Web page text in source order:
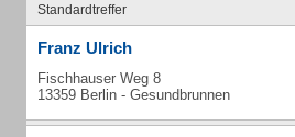
Standardtreffer
Franz Ulrich
Fischhauser Weg 8
13359 Berlin - Gesundbrunnen